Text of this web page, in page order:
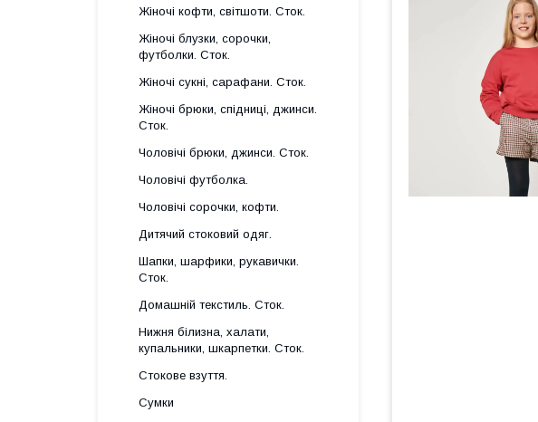
Жіночі кофти, світшоти. Сток.
Жіночі блузки, сорочки,
футболки. Сток.
Жіночі сукні, сарафани. Сток.
Жіночі брюки, спідниці, джинси.
Сток.
Чоловічі брюки, джинси. Сток.
Чоловічі футболка.
Чоловічі сорочки, кофти.
Дитячий стоковий одяг.
Шапки, шарфики, рукавички.
Сток.
Домашній текстиль. Сток.
Нижня білизна, халати,
купальники, шкарпетки. Сток.
Стокове взуття.
Сумки